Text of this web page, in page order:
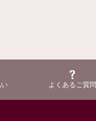
よくあるご質問